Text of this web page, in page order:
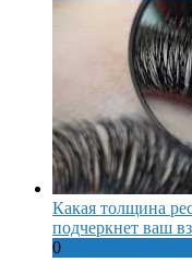
Какая толщина
подчеркнет ваш
0